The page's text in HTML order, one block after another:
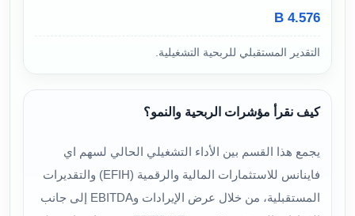
4.576 B
التقدير المستقبلي للربحية التشغيلية.
كيف نقرأ مؤشرات الربحية والنمو؟
يجمع هذا القسم بين الأداء التشغيلي الحالي لسهم اي
فاينانس للاستثمارات المالية والرقمية (EFIH) والتقديرات
المستقبلية، من خلال عرض الإيرادات وEBITDA إلى جانب